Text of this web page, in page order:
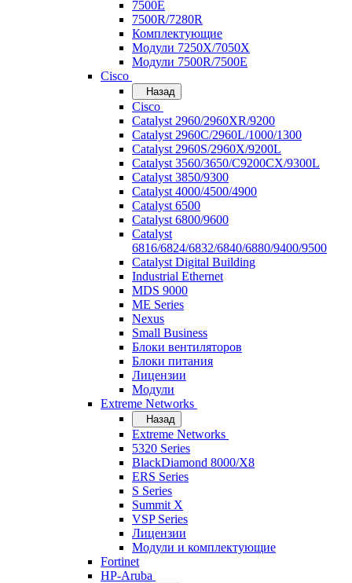
7500E
7500R/7280R
Комплектующие
Модули 7250X/7050X
Модули 7500R/7500E
Cisco
Назад
Cisco
Catalyst 2960/2960XR/9200
Catalyst 2960C/2960L/1000/1300
Catalyst 2960S/2960X/9200L
Catalyst 3560/3650/C9200CX/9300L
Catalyst 3850/9300
Catalyst 4000/4500/4900
Catalyst 6500
Catalyst 6800/9600
Catalyst
6816/6824/6832/6840/6880/9400/9500
Catalyst Digital Building
Industrial Ethernet
MDS 9000
ME Series
Nexus
Small Business
Блоки вентиляторов
Блоки питания
Лицензии
Модули
Extreme Networks
Назад
Extreme Networks
5320 Series
BlackDiamond 8000/X8
ERS Series
S Series
Summit X
VSP Series
Лицензии
Модули и комплектующие
Fortinet
HP-Aruba